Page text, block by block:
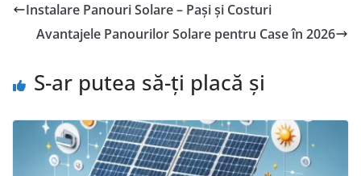
Instalare Panouri Solare – Pași și Costuri
Avantajele Panourilor Solare pentru Case în 2026
S-ar putea să-ți placă și